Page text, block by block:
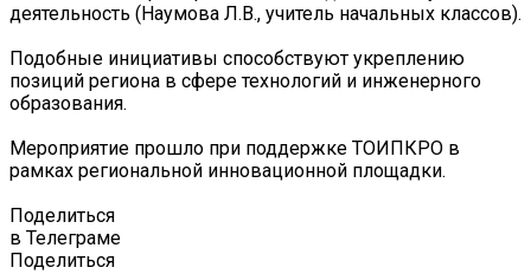
деятельность (Наумова Л.В., учитель начальных классов).
Подобные инициативы способствуют укреплению
позиций региона в сфере технологий и инженерного
образования.
Мероприятие прошло при поддержке ТОИПКРО в
рамках региональной инновационной площадки.
Поделиться
в Телеграме
Поделиться